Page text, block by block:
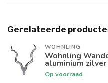
Gerelateerde
WOHNLING
Wohnling
aluminium zilver
Op voorraad